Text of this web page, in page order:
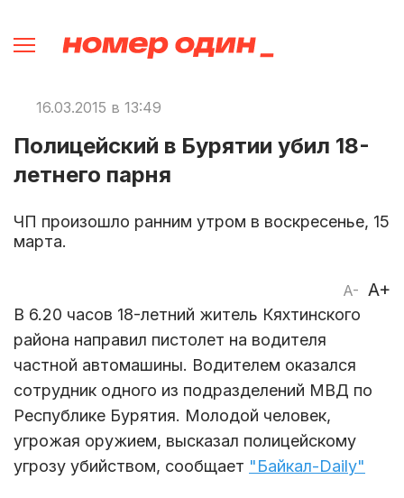
16.03.2015 в 13:49
Полицейский в Бурятии убил 18-
летнего парня
ЧП произошло ранним утром в воскресенье, 15
марта.
A- A+
В 6.20 часов 18-летний житель Кяхтинского
района направил пистолет на водителя
частной автомашины. Водителем оказался
сотрудник одного из подразделений МВД по
Республике Бурятия. Молодой человек,
угрожая оружием, высказал полицейскому
угрозу убийством, сообщает "Байкал-Daily"